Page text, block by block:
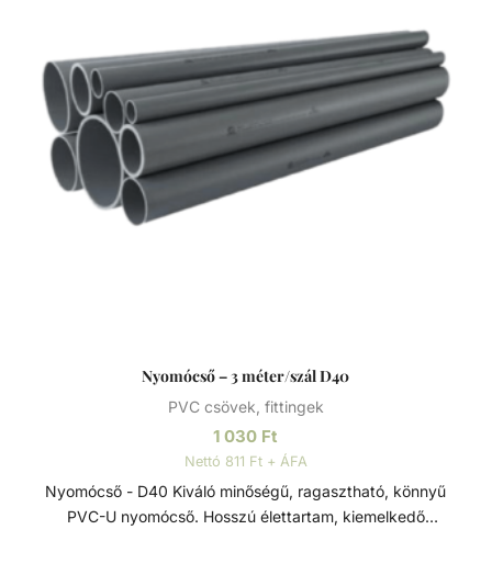
köszönhetően technológiai (savas vagy lúgos közegek) és
vízgépészeti (uszoda technika) csőhálózatok kedvelt
megoldása.
Nyomócső – 3 méter/szál D40
PVC csövek, fittingek
1 030 Ft
Nettó 811 Ft + ÁFA
Nyomócső - D40 Kiváló minőségű, ragasztható, könnyű
PVC-U nyomócső. Hosszú élettartam, kiemelkedő